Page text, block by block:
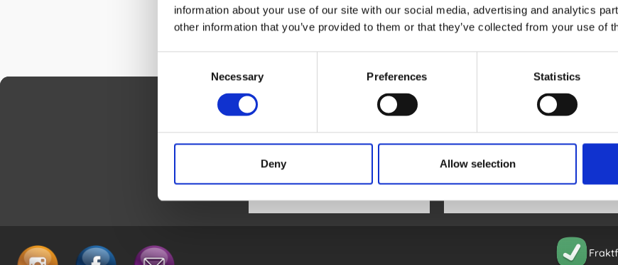
information about your use of our site with our social media, advertising and analytics
other information that you’ve provided to them or that they’ve collected from your use of
Selection
Necessary Preferences Statistics
Deny Allow selection
Kalenderkungen behandlar mina personuppgifter för att kunna skicka
anpassats till mig enligt Kalenderkungens